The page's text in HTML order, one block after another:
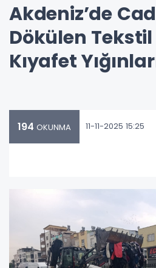
Akdeniz’de
Dökülen Tekstil
Kıyafet
194 OKUNMA 11-11-2025 15:25